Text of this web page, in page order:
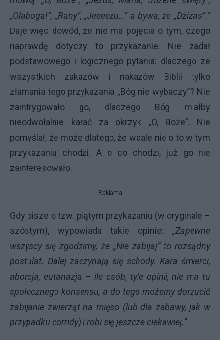
„Olaboga!”, „Rany”, „Jeeeezu…” a bywa, że „Dżizas”.”
Daje więc dowód, że nie ma pojęcia o tym, czego
naprawdę dotyczy to przykazanie. Nie zadał
podstawowego i logicznego pytania: dlaczego ze
wszystkich zakazów i nakazów Biblii tylko
złamania tego przykazania „Bóg nie wybaczy”? Nie
zaintrygowało go, dlaczego Bóg miałby
nieodwołalnie karać za okrzyk „O, Boże”. Nie
pomyślał, że może dlatego, że wcale nie o to w tym
przykazaniu chodzi. A o co chodzi, już go nie
zainteresowało.
Reklama
Gdy pisze o tzw. piątym przykazaniu (w oryginale –
szóstym), wypowiada takie opinie: „Zapewne
wszyscy się zgodzimy, że „Nie zabijaj” to rozsądny
postulat. Dalej zaczynają się schody. Kara śmierci,
aborcja, eutanazja – ile osób, tyle opinii, nie ma tu
społecznego konsensu, a do tego możemy dorzucić
zabijanie zwierząt na mięso (lub dla zabawy, jak w
przypadku corridy) i robi się jeszcze ciekawiej.”